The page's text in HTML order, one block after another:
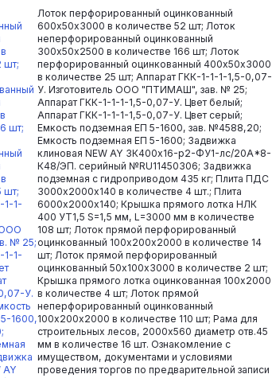
шт;
шт;
шт;
1-1-
ООО
№ 25;
1-1-
У.
1600,
AY
Лоток перфорированный оцинкованный
600х50х3000 в количестве 52 шт; Лоток
неперфорированный оцинкованный
300х50х2500 в количестве 166 шт; Лоток
перфорированный оцинкованный 400х50х3000
в количестве 25 шт; Аппарат ГКК-1-1-1-1,5-0,07-
У. Изготовитель ООО "ПТИМАШ", зав. № 25;
Аппарат ГКК-1-1-1-1,5-0,07-У. Цвет белый;
Аппарат ГКК-1-1-1-1,5-0,07-У. Цвет серый;
Емкость подземная ЕП 5-1600, зав. №4588,20;
Емкость подземная ЕП 5-1600; Задвижка
клиновая NEW AY ЗК400х16-р2-ФУ1-лс/20А*8-
К48/ЭП.​ серийный №RU11450306; Задвижка
подземная с гидроприводом 435 кг; Плита ПДС
3000х2000х140 в количестве 4 шт.; Плита
6000х2000х140; Крышка прямого лотка НЛК
400 УТ1,5 S=1,5 мм, L=3000 мм в количестве
108 шт; Лоток прямой перфорированный
оцинкованный 100х200х2000 в количестве 14
шт; Лоток прямой перфорированный
оцинкованный 50х100х3000 в количестве 2 шт;
Крышка прямого лотка оцинкованная 100х2000
в количестве 4 шт; Лоток прямой
неперфорированный оцинкованный
100х200х2000 в количестве 110 шт; Рама для
строительных лесов, 2000х560 диаметр отв.45
мм в количестве 16 шт. Ознакомление с
имуществом, документами и условиями
проведения торгов по предварительной записи